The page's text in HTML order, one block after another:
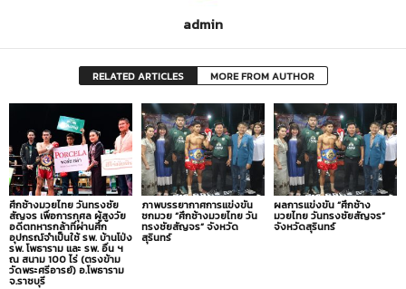
admin
RELATED ARTICLES MORE FROM AUTHOR
ศึกช้างมวยไทย วันทรงชัย
สัญจร เพื่อการกุศล ผู้สูงวัย
อดีตทหารกล้าที่ผ่านศึก
อุปกรณ์จำเป็นใช้ รพ. บ้านโป่ง
รพ. โพธาราม และ รพ. อื่น ฯ
ณ สนาม 100 ไร่ (ตรงข้าม
วัดพระศรีอารย์) อ.โพธาราม
จ.ราชบุรี
ภาพบรรยากาศการแข่งขัน
ชกมวย “ศึกช้างมวยไทย วัน
ทรงชัยสัญจร” จังหวัด
สุรินทร์
ผลการแข่งขัน “ศึกช้าง
มวยไทย วันทรงชัยสัญจร”
จังหวัดสุรินทร์